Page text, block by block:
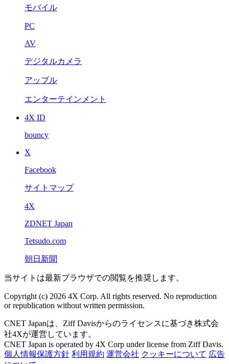
モバイル
PC
AV
デジタルカメラ
アップル
エンターテインメント
4X ID
bouncy
X
Facebook
サイトマップ
4X
ZDNET Japan
Tetsudo.com
朝日新聞
当サイトは最新ブラウザでの閲覧を推奨します。
Copyright (c) 2026 4X Corp. All rights reserved. No reproduction
or republication without written permission.
CNET Japanは、Ziff Davisからのライセンスに基づき株式会
社4Xが運営しています。
CNET Japan is operated by 4X Corp under license from Ziff Davis.
個人情報保護方針 利用規約 運営会社 クッキーについて 広告